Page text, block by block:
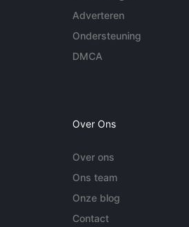
Adverteren
Ondersteuning
DMCA
Over Ons
Over ons
Ons team
Onze blog
Contact